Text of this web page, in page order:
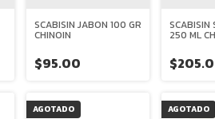
SCABISIN JABON 100 GR
CHINOIN
$95.00
SCABISIN
250 ML
AGOTADO AGOTADO